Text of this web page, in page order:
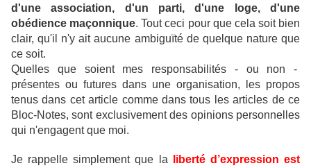
d'une association, d'un parti, d'une loge, d'une
obédience maçonnique.Tout ceci pour que cela soit bien
clair, qu'il n'y ait aucune ambiguïté de quelque nature que
ce soit.
Quelles que soient mes responsabilités - ou non -
présentes ou futures dans une organisation, les propos
tenus dans cet article comme dans tous les articles de ce
Bloc-Notes, sont exclusivement des opinions personnelles
qui n'engagent que moi.
Je rappelle simplement que la
liberté d’expression est